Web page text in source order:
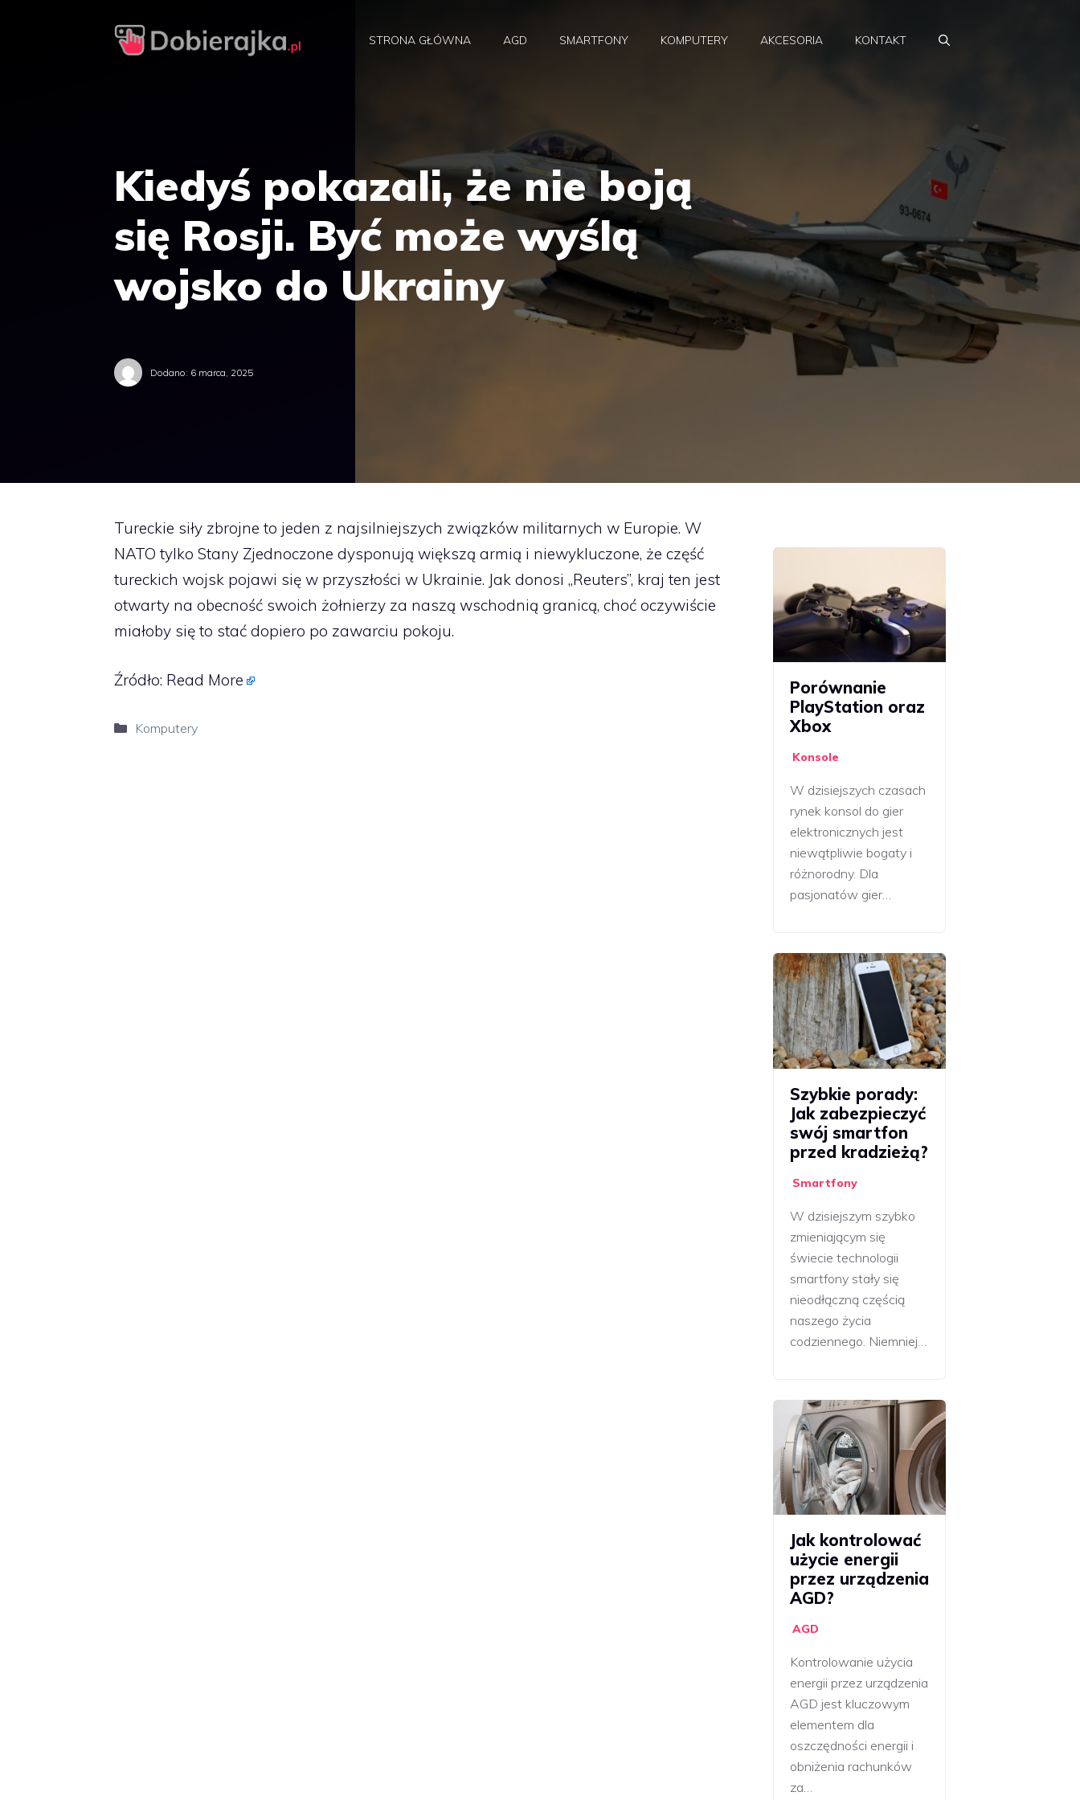
STRONA GŁÓWNA AGD SMARTFONY KOMPUTERY AKCESORIA KONTAKT
Kiedyś pokazali, że nie boją
się Rosji. Być może wyślą
wojsko do Ukrainy
Dodano: 6 marca, 2025
Tureckie siły zbrojne to jeden z najsilniejszych związków militarnych w Europie. W
NATO tylko Stany Zjednoczone dysponują większą armią i niewykluczone, że część
tureckich wojsk pojawi się w przyszłości w Ukrainie. Jak donosi „Reuters”, kraj ten jest
otwarty na obecność swoich żołnierzy za naszą wschodnią granicą, choć oczywiście
miałoby się to stać dopiero po zawarciu pokoju.
Źródło: Read More
Kategorie
Komputery
Porównanie
PlayStation oraz
Xbox
Konsole
W dzisiejszych czasach
rynek konsol do gier
elektronicznych jest
niewątpliwie bogaty i
różnorodny. Dla
pasjonatów gier…
Szybkie porady:
Jak zabezpieczyć
swój smartfon
przed kradzieżą?
Smartfony
W dzisiejszym szybko
zmieniającym się
świecie technologii
smartfony stały się
nieodłączną częścią
naszego życia
codziennego. Niemniej…
Jak kontrolować
użycie energii
przez urządzenia
AGD?
AGD
Kontrolowanie użycia
energii przez urządzenia
AGD jest kluczowym
elementem dla
oszczędności energii i
obniżenia rachunków
za…